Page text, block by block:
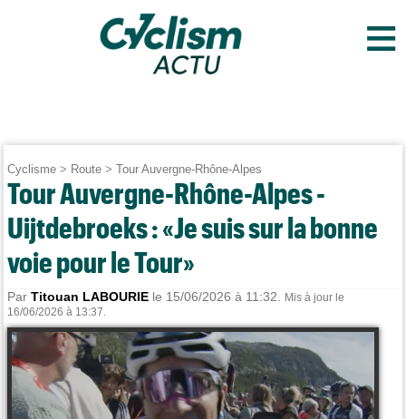
≡
Cyclisme > Route >Tour Auvergne-Rhône-Alpes
Tour Auvergne-Rhône-Alpes -
Uijtdebroeks : «Je suis sur la bonne
voie pour le Tour»
ParTitouan LABOURIE le 15/06/2026 à 11:32.
Mis à jour le
16/06/2026 à 13:37.